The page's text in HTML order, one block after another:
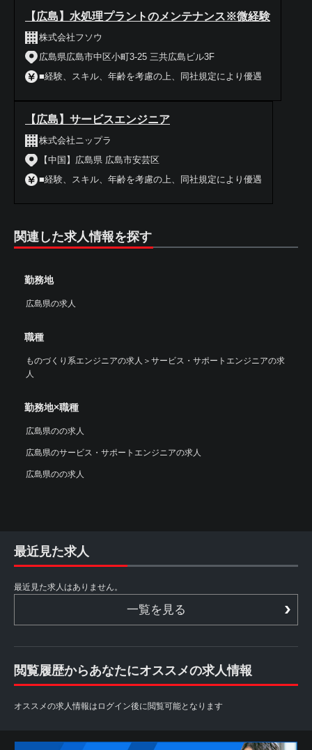
【広島】水処理プラントのメンテナンス※微経験
株式会社フソウ
広島県広島市中区小町3-25 三共広島ビル3F
■経験、スキル、年齢を考慮の上、同社規定により優遇
【広島】サービスエンジニア
株式会社ニップラ
【中国】広島県 広島市安芸区
■経験、スキル、年齢を考慮の上、同社規定により優遇
関連した求人情報を探す
勤務地
広島県の求人
職種
ものづくり系エンジニアの求人 ＞ サービス・サポートエンジニアの求
人
勤務地×職種
広島県のの求人
広島県のサービス・サポートエンジニアの求人
広島県のの求人
最近見た求人
最近見た求人はありません。
一覧を見る
閲覧履歴からあなたにオススメの求人情報
オススメの求人情報はログイン後に閲覧可能となります